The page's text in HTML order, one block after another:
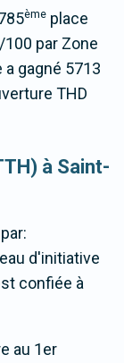
ème place
par Zone
gagné 5713
THD
à Saint-
d'initiative
confiée à
au 1er